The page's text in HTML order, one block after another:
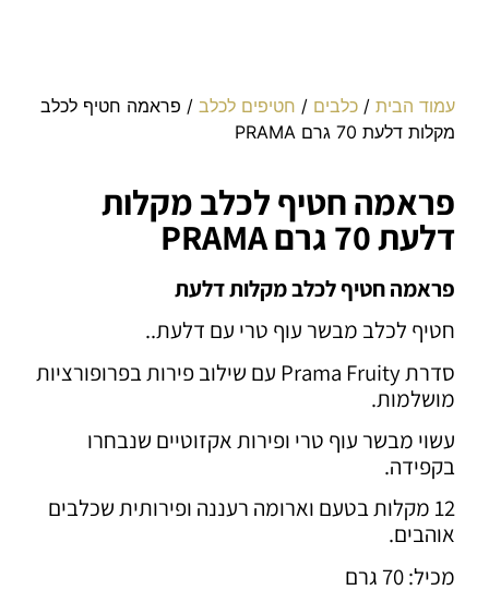
עמוד הבית /כלבים / חטיפים לכלב / פראמה חטיף לכלב
מקלות דלעת 70 גרם PRAMA
פראמה חטיף לכלב מקלות
דלעת 70 גרם PRAMA
פראמה חטיף לכלב מקלות דלעת
חטיף לכלב מבשר עוף טרי עם דלעת..
סדרת Prama Fruity עם שילוב פירות בפרופורציות
מושלמות.
עשוי מבשר עוף טרי ופירות אקזוטיים שנבחרו
בקפידה.
12 מקלות בטעם וארומה רעננה ופירותית שכלבים
אוהבים.
מכיל: 70 גרם